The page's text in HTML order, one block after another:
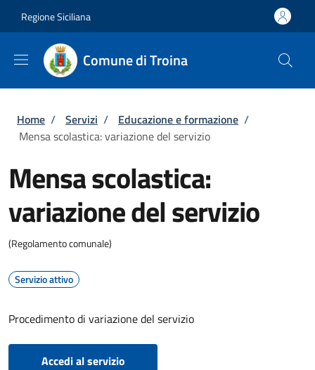
Regione Siciliana
Comune di Troina
Briciole di pane
Home / Servizi / Educazione e formazione /
Mensa scolastica: variazione del servizio
Mensa scolastica:
variazione del servizio
(Regolamento comunale)
Servizio attivo
Procedimento di variazione del servizio
Accedi al servizio